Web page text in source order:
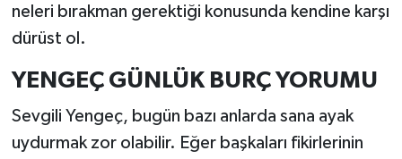
neleri bırakman gerektiği konusunda kendine karşı
dürüst ol.
YENGEÇ GÜNLÜK BURÇ YORUMU
Sevgili Yengeç, bugün bazı anlarda sana ayak
uydurmak zor olabilir. Eğer başkaları fikirlerinin